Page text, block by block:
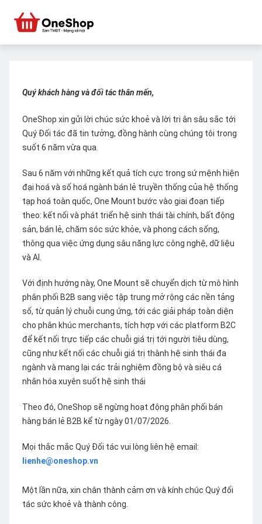
Quý khách hàng và đối tác thân mến,
OneShop xin gửi lời chúc sức khoẻ và lời tri ân sâu sắc tới
Quý Đối tác đã tin tưởng, đồng hành cùng chúng tôi trong
suốt 6 năm vừa qua.
Sau 6 năm với những kết quả tích cực trong sứ mệnh hiện
đại hoá và số hoá ngành bán lẻ truyền thống của hệ thống
tạp hoá toàn quốc, One Mount bước vào giai đoạn tiếp
theo: kết nối và phát triển hệ sinh thái tài chính, bất động
sản, bán lẻ, chăm sóc sức khỏe, và phong cách sống,
thông qua việc ứng dụng sâu năng lực công nghệ, dữ liệu
và AI.
Với định hướng này, One Mount sẽ chuyển dịch từ mô hình
phân phối B2B sang việc tập trung mở rộng các nền tảng
số, từ quản lý chuỗi cung ứng, tới các giải pháp toàn diện
cho phân khúc merchants, tích hợp với các platform B2C
để kết nối trực tiếp các chuỗi giá trị tới người tiêu dùng,
cũng như kết nối các chuỗi giá trị thành hệ sinh thái đa
ngành và mang lại các trải nghiệm đồng bộ và siêu cá
nhân hóa xuyên suốt hệ sinh thái
Theo đó, OneShop sẽ ngừng hoạt động phân phối bán
hàng bán lẻ B2B kể từ ngày 01/07/2026.
Mọi thắc mắc Quý Đối tác vui lòng liên hệ email:
lienhe@oneshop.vn
Một lần nữa, xin chân thành cảm ơn và kính chúc Quý đối
tác sức khoẻ và thành công.